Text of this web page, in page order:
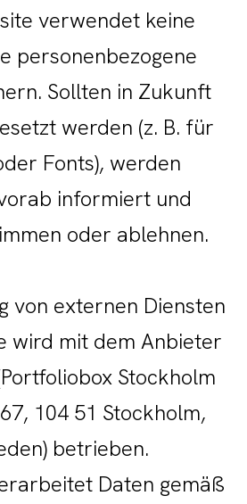
verwendet keine
personenbezogene
Sollten in Zukunft
werden (z. B. für
Fonts), werden
informiert und
oder ablehnen.
von externen Diensten
wird mit dem Anbieter
Stockholm
104 51 Stockholm,
betrieben.
Daten gemäß